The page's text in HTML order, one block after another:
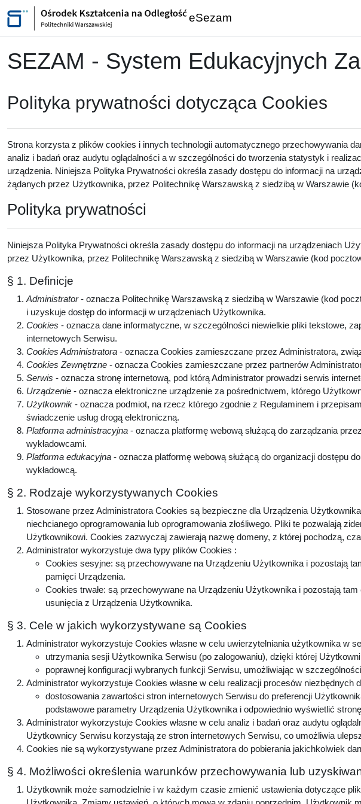
Przejdź do głównej zawartości
eSezam
SEZAM - System Edukacyjnych
Polityka prywatności dotycząca Cookies
Strona korzysta z plików cookies i innych technologii automatycznego przechowywania
analiz i badań oraz audytu oglądalności a w szczególności do tworzenia statystyk i
urządzenia. Niniejsza Polityka Prywatności określa zasady dostępu do informacji na
żądanych przez Użytkownika, przez Politechnikę Warszawską z siedzibą w Warszawie
Polityka prywatności
Niniejsza Polityka Prywatności określa zasady dostępu do informacji na urządzeniach
przez Użytkownika, przez Politechnikę Warszawską z siedzibą w Warszawie (kod
§ 1. Definicje
Administrator- oznacza Politechnikę Warszawską z siedzibą w Warszawie (kod
i uzyskuje dostęp do informacji w urządzeniach Użytkownika.
Cookies - oznacza dane informatyczne, w szczególności niewielkie pliki tekstowe,
internetowych Serwisu.
Cookies Administratora - oznacza Cookies zamieszczane przez Administratora,
Cookies Zewnętrzne - oznacza Cookies zamieszczane przez partnerów
Serwis - oznacza stronę internetową, pod którą Administrator prowadzi serwis
Urządzenie - oznacza elektroniczne urządzenie za pośrednictwem, którego
Użytkownik - oznacza podmiot, na rzecz którego zgodnie z Regulaminem i
świadczenie usług drogą elektroniczną.
Platforma administracyjna - oznacza platformę webową służącą do zarządzania
wykładowcami.
Platforma edukacyjna - oznacza platformę webową służącą do organizacji dostępu
wykładowcą.
§ 2. Rodzaje wykorzystywanych Cookies
Stosowane przez Administratora Cookies są bezpieczne dla Urządzenia
niechcianego oprogramowania lub oprogramowania złośliwego. Pliki te pozwalają
Użytkownikowi. Cookies zazwyczaj zawierają nazwę domeny, z której pochodzą,
Administrator wykorzystuje dwa typy plików Cookies :
Cookies sesyjne: są przechowywane na Urządzeniu Użytkownika i pozostają
pamięci Urządzenia.
Cookies trwałe: są przechowywane na Urządzeniu Użytkownika i pozostają
usunięcia z Urządzenia Użytkownika.
§ 3. Cele w jakich wykorzystywane są Cookies
Administrator wykorzystuje Cookies własne w celu uwierzytelniania użytkownika w
utrzymania sesji Użytkownika Serwisu (po zalogowaniu), dzięki której
poprawnej konfiguracji wybranych funkcji Serwisu, umożliwiając w
Administrator wykorzystuje Cookies własne w celu realizacji procesów niezbędnych
dostosowania zawartości stron internetowych Serwisu do preferencji
podstawowe parametry Urządzenia Użytkownika i odpowiednio wyświetlić
Administrator wykorzystuje Cookies własne w celu analiz i badań oraz audytu
Użytkownicy Serwisu korzystają ze stron internetowych Serwisu, co umożliwia
Cookies nie są wykorzystywane przez Administratora do pobierania jakichkolwiek
§ 4. Możliwości określenia warunków przechowywania lub
Użytkownik może samodzielnie i w każdym czasie zmienić ustawienia dotyczące